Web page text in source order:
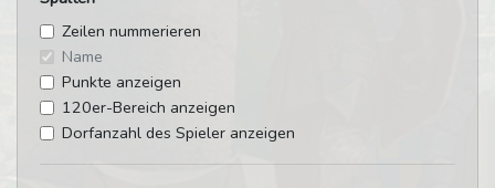
Zeilen nummerieren
Name
Punkte anzeigen
120er-Bereich anzeigen
Dorfanzahl des Spieler anzeigen